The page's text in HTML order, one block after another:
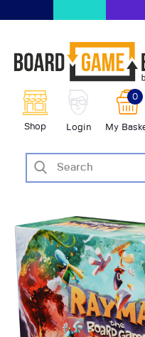
Shop Login My
0
scambio
SHOP
VENDI
CASE
AIUTO
BLOG-
EVENTI